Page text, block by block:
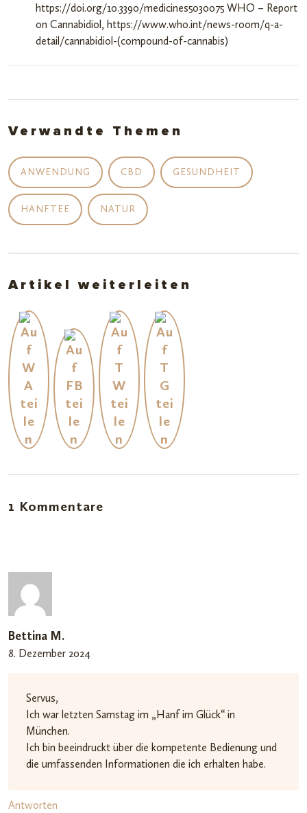
https://doi.org/10.3390/medicines5030075 WHO – Report
on Cannabidiol, https://www.who.int/news-room/q-a-
detail/cannabidiol-(compound-of-cannabis)
Verwandte Themen
ANWENDUNG CBD GESUNDHEIT
HANFTEE NATUR
Artikel weiterleiten
1 Kommentare
Bettina M.
8. Dezember 2024
Servus,
Ich war letzten Samstag im „Hanf im Glück“ in
München.
Ich bin beeindruckt über die kompetente Bedienung und
die umfassenden Informationen die ich erhalten habe.
Antworten